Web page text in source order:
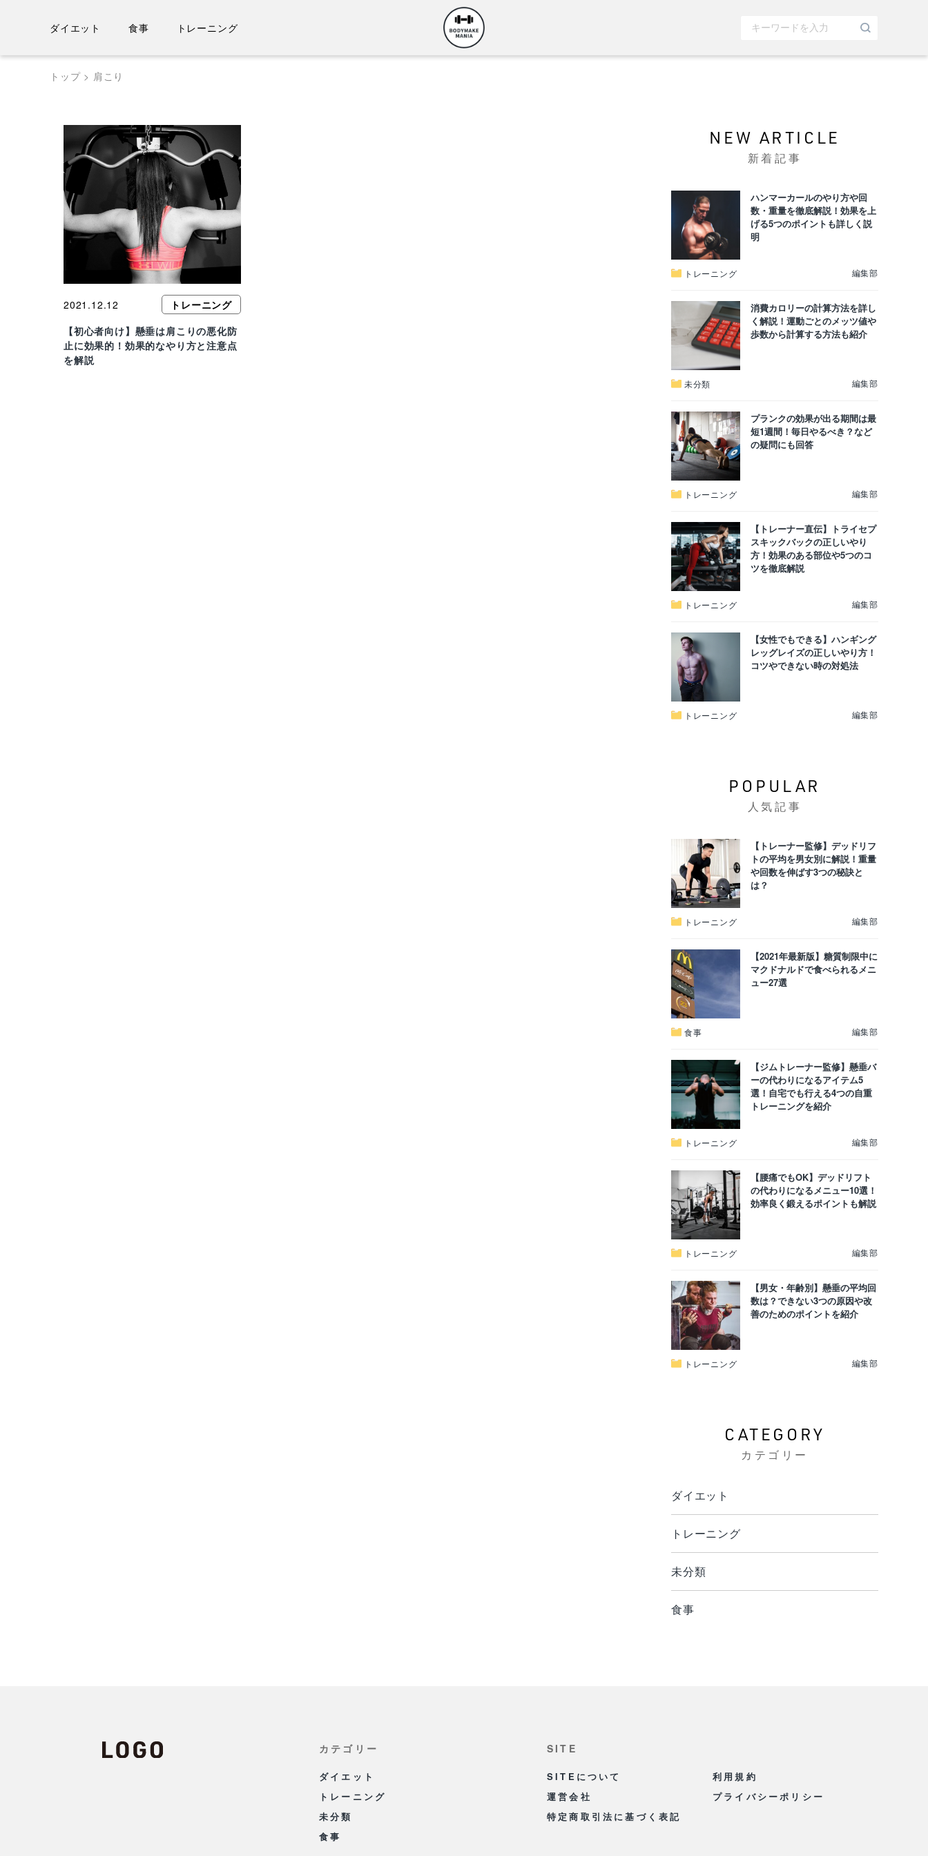
ダイエット 食事 トレーニング
トップ 肩こり
2021.12.12
トレーニング
【初心者向け】懸垂は肩こりの悪化防
止に効果的！効果的なやり方と注意点
を解説
NEW ARTICLE
新着記事
ハンマーカールのやり方や回
数・重量を徹底解説！効果を上
げる5つのポイントも詳しく説
明
トレーニング 編集部
消費カロリーの計算方法を詳し
く解説！運動ごとのメッツ値や
歩数から計算する方法も紹介
未分類 編集部
プランクの効果が出る期間は最
短1週間！毎日やるべき？など
の疑問にも回答
トレーニング 編集部
【トレーナー直伝】トライセプ
スキックバックの正しいやり
方！効果のある部位や5つのコ
ツを徹底解説
トレーニング 編集部
【女性でもできる】ハンギング
レッグレイズの正しいやり方！
コツやできない時の対処法
トレーニング 編集部
POPULAR
人気記事
【トレーナー監修】デッドリフ
トの平均を男女別に解説！重量
や回数を伸ばす3つの秘訣と
は？
トレーニング 編集部
【2021年最新版】糖質制限中に
マクドナルドで食べられるメニ
ュー27選
食事 編集部
【ジムトレーナー監修】懸垂バ
ーの代わりになるアイテム5
選！自宅でも行える4つの自重
トレーニングを紹介
トレーニング 編集部
【腰痛でもOK】デッドリフト
の代わりになるメニュー10選！
効率良く鍛えるポイントも解説
トレーニング 編集部
【男女・年齢別】懸垂の平均回
数は？できない3つの原因や改
善のためのポイントを紹介
トレーニング 編集部
CATEGORY
カテゴリー
ダイエット
トレーニング
未分類
食事
カテゴリー
ダイエット
トレーニング
未分類
食事
SITE
SITEについて
利用規約
運営会社
プライバシーポリシー
特定商取引法に基づく表記